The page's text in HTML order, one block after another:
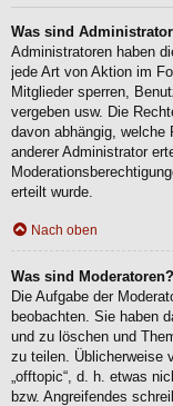
Was sind
Administratoren haben
jede Art von Aktion im
Mitglieder sperren,
vergeben usw. Die
davon abhängig, welche
anderer Administrator
erteilt wurde.
Nach oben
Was sind Moderatoren?
Die Aufgabe der
beobachten. Sie haben
und zu löschen und
zu teilen. Üblicherweise
„offtopic“, d. h. etwas
bzw. Angreifendes